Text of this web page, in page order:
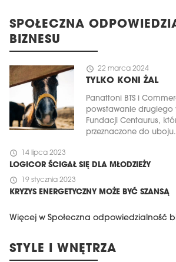
SPOŁECZNA
BIZNESU
schedule 22 marca 2024
TYLKO KONI ŻAL
Panattoni BTS i
powstawanie drugiego
Fundacji Centaurus,
przeznaczone do
schedule 14 lipca 2023
LOGICOR ŚCIGAŁ SIĘ DLA MŁODZIEŻY
schedule 19 stycznia 2023
KRYZYS ENERGETYCZNY MOŻE BYĆ SZANSĄ
Więcej w Społeczna odpowiedzialność
STYLE I WNĘTRZA